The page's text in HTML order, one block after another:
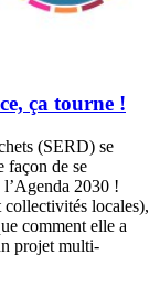
ça tourne !
(SERD) se
façon de se
2030 !
collectivités locales),
comment elle a
projet multi-